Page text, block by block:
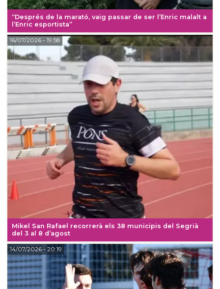
“Després de la marató, vaig passar de ser l’Enric malalt a
l’Enric esportista”
Mikel San Rafael recorrerà els 38 municipis del Segrià
del 3 al 8 d’agost
16/07/2026- 19:58
14/07/2026- 20:19